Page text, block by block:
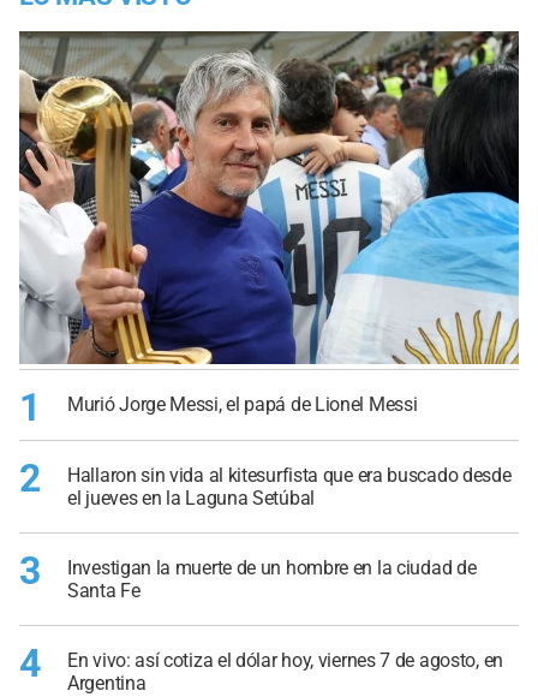
1 Murió Jorge Messi, el papá de Lionel Messi
2
Hallaron sin vida al kitesurfista que era buscado desde
el jueves en la Laguna Setúbal
3
Investigan la muerte de un hombre en la ciudad de
Santa Fe
4
En vivo: así cotiza el dólar hoy, viernes 7 de agosto, en
Argentina